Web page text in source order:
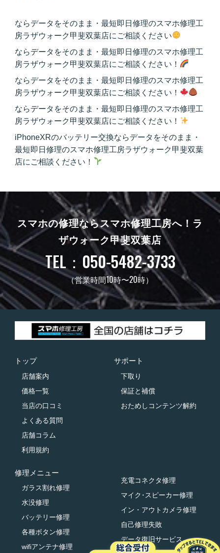
ならデータをそのまま・最短即日修理のスマホ修理工
房ラザウォーク甲斐双葉店にご相談ください
ならデータをそのまま・最短即日修理のスマホ修理工
房ラザウォーク甲斐双葉店にご相談ください！
ならデータをそのまま・最短即日修理のスマホ修理工
房ラザウォーク甲斐双葉店にご相談ください！
ならデータをそのまま・最短即日修理のスマホ修理工
房ラザウォーク甲斐双葉店にご相談ください！
iPhoneXRのバッテリー交換ならデータをそのまま・
最短即日修理のスマホ修理工房ラザウォーク甲斐双葉
店にご相談ください！
スマホの修理ならスマホ修理工房へ！ ラ
ザウォーク甲斐双葉店
TEL：050-5482-3733
（営業時間10時〜20時）
トップ
店舗案内
価格一覧
当店の口コミ
よくある質問
店舗コラム
利用規約
サポート
下取り
保証と補償
おためしコンテンツ解約
修理メニュー
ガラス割れ修理
水没修理
バッテリー修理
各種ボタン修理
wifiアンテナ修理
充電コネクタ修理
マイク･スピーカー修理
イン・アウトカメラ修理
自己修理失敗
データ復旧サービス